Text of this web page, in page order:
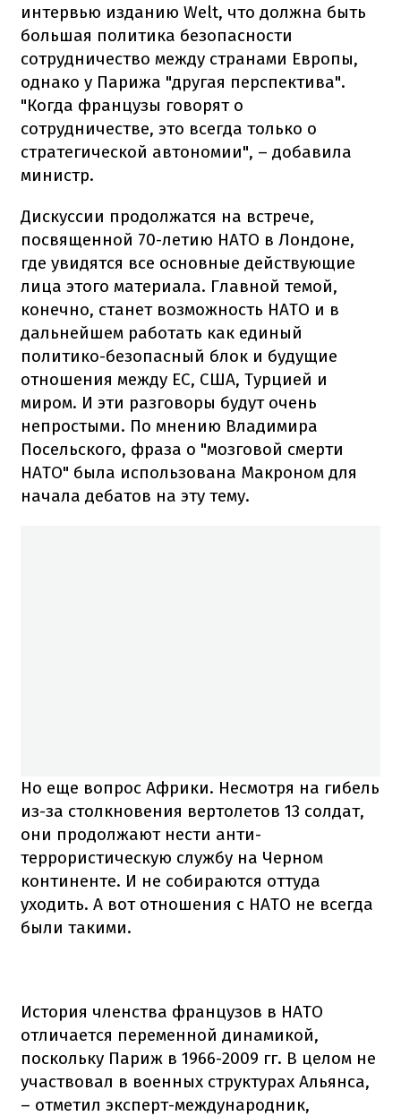
интервью изданию Welt, что должна быть
большая политика безопасности
сотрудничество между странами Европы,
однако у Парижа "другая перспектива".
"Когда французы говорят о
сотрудничестве, это всегда только о
стратегической автономии", – добавила
министр.
Дискуссии продолжатся на встрече,
посвященной 70-летию НАТО в Лондоне,
где увидятся все основные действующие
лица этого материала. Главной темой,
конечно, станет возможность НАТО и в
дальнейшем работать как единый
политико-безопасный блок и будущие
отношения между ЕС, США, Турцией и
миром. И эти разговоры будут очень
непростыми. По мнению Владимира
Посельского, фраза о "мозговой смерти
НАТО" была использована Макроном для
начала дебатов на эту тему.
Но еще вопрос Африки. Несмотря на гибель
из-за столкновения вертолетов 13 солдат,
они продолжают нести анти-
террористическую службу на Черном
континенте. И не собираются оттуда
уходить. А вот отношения с НАТО не всегда
были такими.
История членства французов в НАТО
отличается переменной динамикой,
поскольку Париж в 1966-2009 гг. В целом не
участвовал в военных структурах Альянса,
– отметил эксперт-международник,